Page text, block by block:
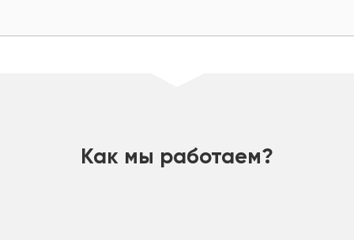
Как мы работаем?